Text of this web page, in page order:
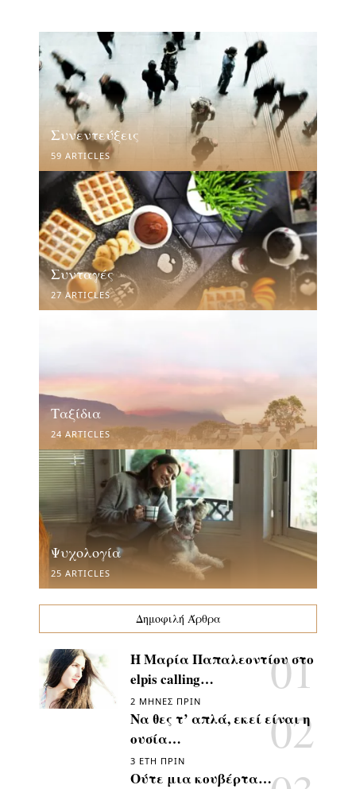
Συνεντεύξεις
59 ARTICLES
Συνταγές
27 ARTICLES
Ταξίδια
24 ARTICLES
Ψυχολογία
25 ARTICLES
Δημοφιλή Άρθρα
Η Μαρία Παπαλεοντίου στο
elpis calling…
2 ΜΉΝΕΣ ΠΡΙΝ
Να θες τ’ απλά, εκεί είναι η
ουσία…
3 ΈΤΗ ΠΡΙΝ
Ούτε μια κουβέρτα…